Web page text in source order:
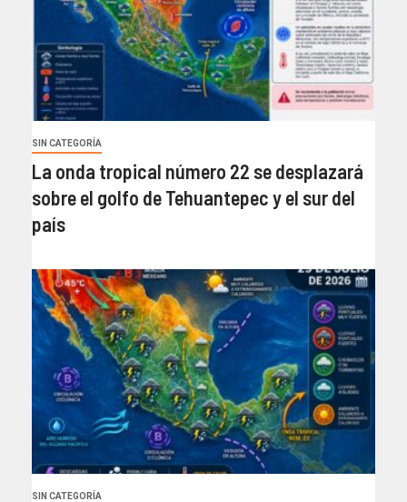
SIN CATEGORÍA
La onda tropical número 22 se desplazará
sobre el golfo de Tehuantepec y el sur del
país
SIN CATEGORÍA